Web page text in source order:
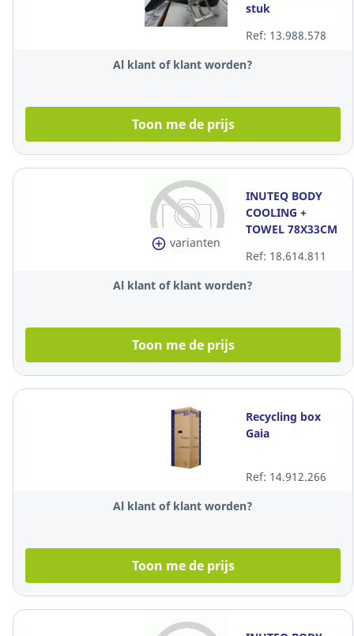
stuk
Ref: 13.988.578
Al klant of klant worden?
Toon me de prijs
varianten
INUTEQ BODY
COOLING +
TOWEL 78X33CM
Ref: 18.614.811
Al klant of klant worden?
Toon me de prijs
Recycling box
Gaia
Ref: 14.912.266
Al klant of klant worden?
Toon me de prijs